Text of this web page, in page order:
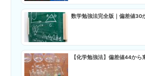
数学勉強法完全版｜偏差値30
【化学勉強法】偏差値44から